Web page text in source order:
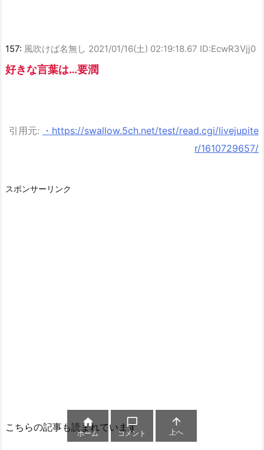
157: 風吹けば名無し 2021/01/16(土) 02:19:18.67 ID:EcwR3Vjj0
好きな言葉は…要潤
引用元:
・https://swallow.5ch.net/test/read.cgi/livejupite
r/1610729657/
スポンサーリンク
こちらの記事も読まれています

ホーム

コメント

上へ